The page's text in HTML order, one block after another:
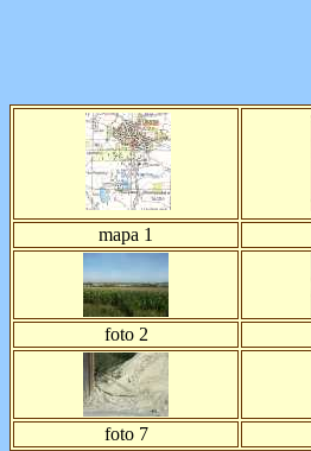
mapa 1
foto 2
foto 7